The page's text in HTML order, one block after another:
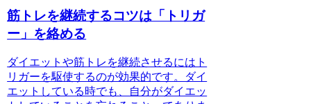
筋トレを継続するコツは「トリガ
ー」を絡める
ダイエットや筋トレを継続させるにはト
リガーを駆使するのが効果的です。ダイ
エットしている時でも、自分がダイエッ